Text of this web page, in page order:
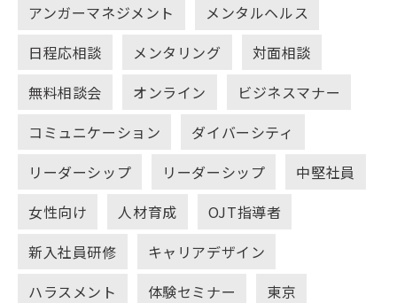
アンガーマネジメント
メンタルヘルス
日程応相談
メンタリング
対面相談
無料相談会
オンライン
ビジネスマナー
コミュニケーション
ダイバーシティ
リーダーシップ
リーダーシップ
中堅社員
女性向け
人材育成
OJT指導者
新入社員研修
キャリアデザイン
ハラスメント
体験セミナー
東京